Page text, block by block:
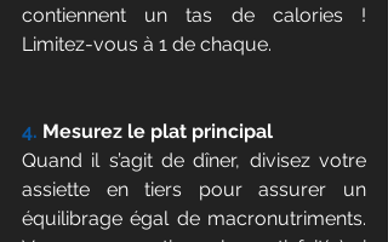
contiennent un tas de calories !
Limitez-vous à 1 de chaque.
4. Mesurez le plat principal
Quand il s’agit de dîner, divisez votre
assiette en tiers pour assurer un
équilibrage égal de macronutriments.